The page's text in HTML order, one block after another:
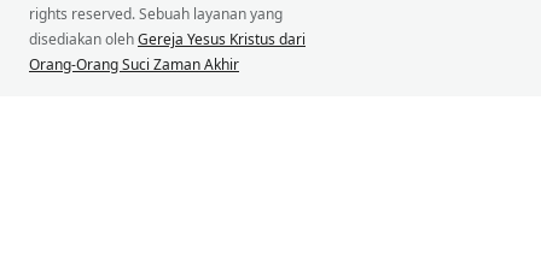
rights reserved. Sebuah layanan yang
disediakan olehGereja Yesus Kristus dari
Orang-Orang Suci Zaman Akhir